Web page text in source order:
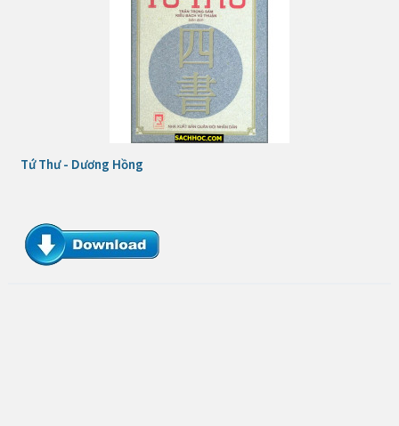
Tứ Thư - Dương Hồng